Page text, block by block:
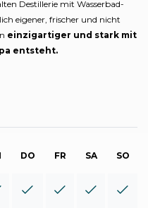
Destillerie mit Wasserbad-
eigener, frischer und nicht
einzigartiger und stark mit
entsteht.
DO FR SA SO